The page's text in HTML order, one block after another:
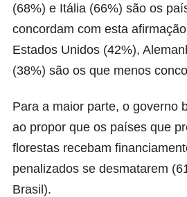
(68%) e Itália (66%) são os
concordam com esta
Estados Unidos (42%),
(38%) são os que menos
Para a maior parte, o governo
ao propor que os países que
florestas recebam
penalizados se desmatarem
Brasil).